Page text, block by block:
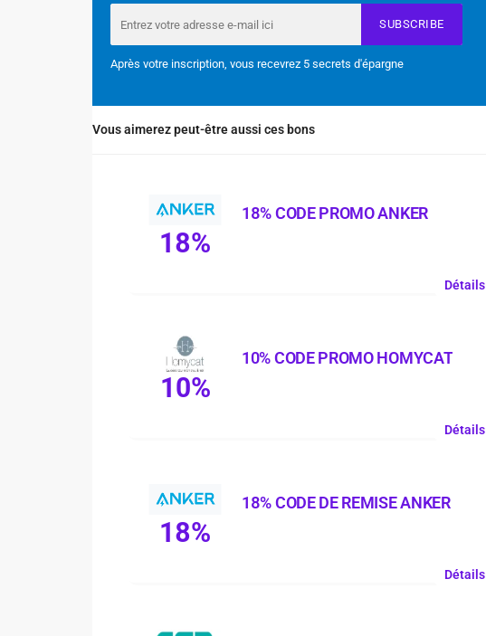
SUBSCRIBE
Après votre inscription, vous recevrez 5 secrets d'épargne
Vous aimerez peut-être aussi ces bons
18%
18% CODE PROMO ANKER
Détails
10%
10% CODE PROMO HOMYCAT
Détails
18%
18% CODE DE REMISE ANKER
Détails